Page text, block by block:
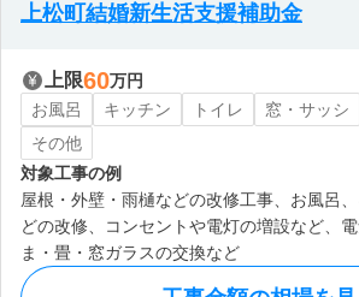
上松町結婚新生活支援補助金
上限60万円
お風呂
キッチン トイレ 窓・サッシ
その他
対象工事の例
屋根・外壁・雨樋などの改修工事、お風呂
どの改修、コンセントや電灯の増設など、
ま・畳・窓ガラスの交換など